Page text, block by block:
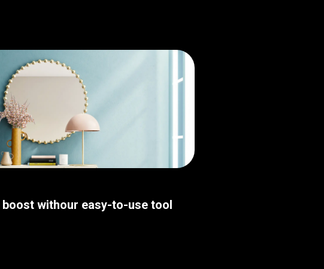
withour easy-to-use tool